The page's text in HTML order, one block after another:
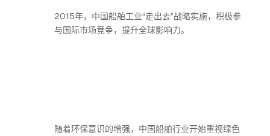
2015年，中国船舶工业“走出去”战略实施，积极参
与国际市场竞争，提升全球影响力。
随着环保意识的增强，中国船舶行业开始重视绿色